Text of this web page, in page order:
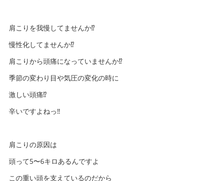
肩こりを我慢してませんか⁉️
慢性化してませんか⁉️
肩こりから頭痛になっていませんか⁉️
季節の変わり目や気圧の変化の時に
激しい頭痛⁉️
辛いですよねっ‼️
肩こりの原因は
頭って5〜6キロあるんですよ
この重い頭を支えているのだから